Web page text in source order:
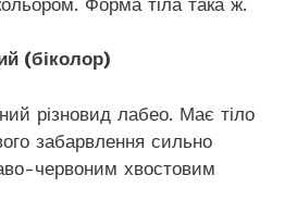
(біколор)
різновид лабео. Має тіло
забарвлення сильно
червоним хвостовим